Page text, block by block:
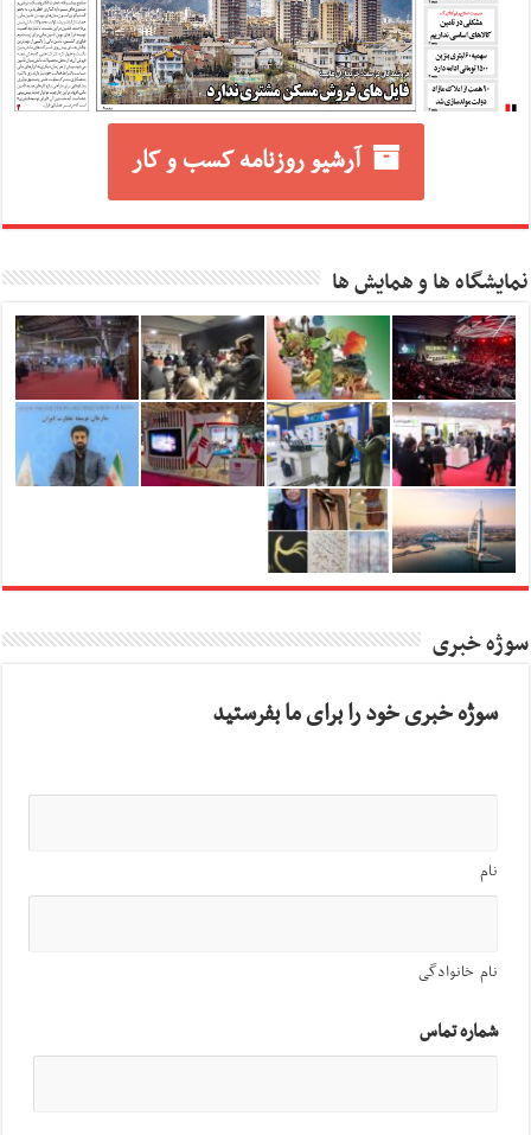
آرشیو روزنامه کسب و کار
نمایشگاه ها و همایش ها
سوژه خبری
سوژه خبری خود را برای ما بفرستید
نام
نام خانوادگی
شماره تماس